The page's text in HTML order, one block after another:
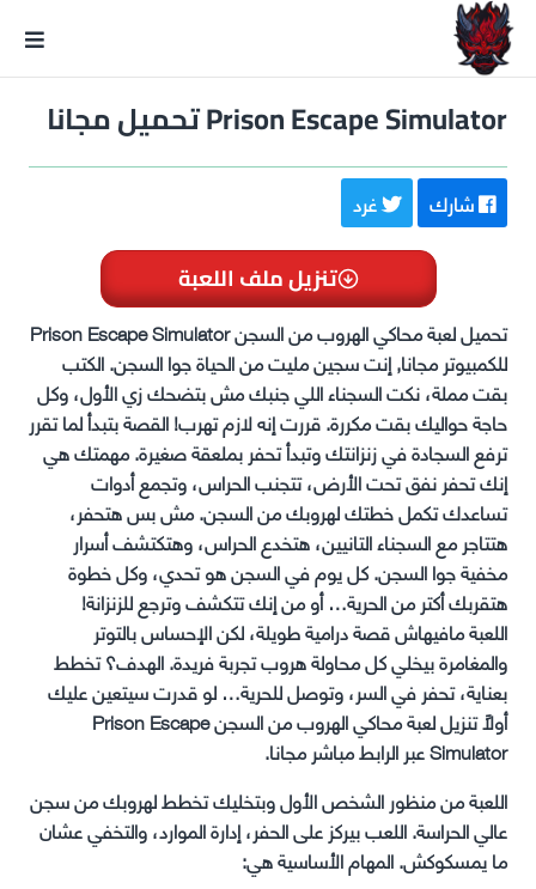
Prison Escape Simulator تحميل مجانا
شارك غرد
تنزيل ملف اللعبة
تحميل لعبة محاكي الهروب من السجن Prison Escape Simulator
للكمبيوتر مجانا, إنت سجين مليت من الحياة جوا السجن. الكتب
بقت مملة، نكت السجناء اللي جنبك مش بتضحك زي الأول، وكل
حاجة حواليك بقت مكررة. قررت إنه لازم تهرب! القصة بتبدأ لما تقرر
ترفع السجادة في زنزانتك وتبدأ تحفر بملعقة صغيرة. مهمتك هي
إنك تحفر نفق تحت الأرض، تتجنب الحراس، وتجمع أدوات
تساعدك تكمل خطتك لهروبك من السجن. مش بس هتحفر،
هتتاجر مع السجناء التانيين، هتخدع الحراس، وهتكتشف أسرار
مخفية جوا السجن. كل يوم في السجن هو تحدي، وكل خطوة
هتقربك أكتر من الحرية… أو من إنك تتكشف وترجع للزنزانة!
اللعبة مافيهاش قصة درامية طويلة، لكن الإحساس بالتوتر
والمغامرة بيخلي كل محاولة هروب تجربة فريدة. الهدف؟ تخطط
بعناية، تحفر في السر، وتوصل للحرية… لو قدرت سيتعين عليك
أولاً تنزيل لعبة محاكي الهروب من السجن Prison Escape
Simulator عبر الرابط مباشر مجانا.
اللعبة من منظور الشخص الأول وبتخليك تخطط لهروبك من سجن
عالي الحراسة. اللعب بيركز على الحفر، إدارة الموارد، والتخفي عشان
ما يمسكوكش. المهام الأساسية هي: